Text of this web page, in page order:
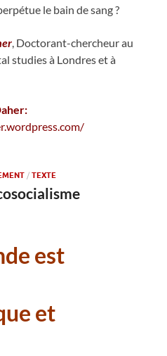
le bain de sang ?
, Doctorant-chercheur au
studies à Londres et à
/ TEXTE
est
et